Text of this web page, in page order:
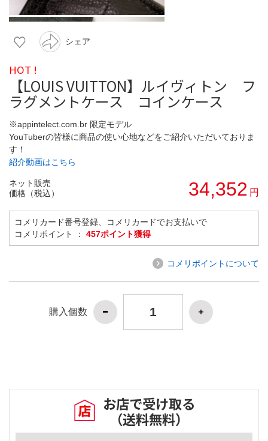
シェア
HOT !
【LOUIS VUITTON】ルイヴィトン フ
ラグメントケース コインケース
※appintelect.com.br 限定モデル
YouTuberの皆様に商品の使い心地などをご紹介いただいておりま
す！
紹介動画はこちら
ネット販売
価格（税込）
34,352 円
コメリカード番号登録、コメリカードでお支払いで
コメリポイント ： 457ポイント獲得
コメリポイントについて
購入個数
お店で受け取る
（送料無料）